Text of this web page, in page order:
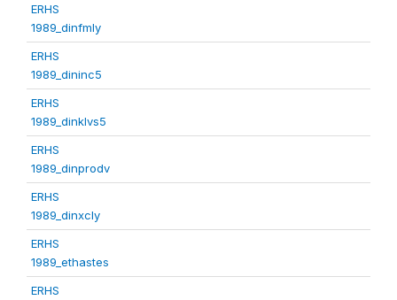
ERHS
1989_dinfmly
ERHS
1989_dininc5
ERHS
1989_dinklvs5
ERHS
1989_dinprodv
ERHS
1989_dinxcly
ERHS
1989_ethastes
ERHS